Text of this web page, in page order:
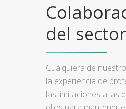
del sector
Cualquiera de
la experiencia de
las limitaciones a las